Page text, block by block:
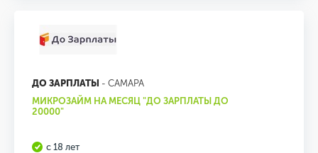
ДО ЗАРПЛАТЫ - САМАРА
МИКРОЗАЙМ НА МЕСЯЦ "ДО ЗАРПЛАТЫ ДО
20000"
с 18 лет